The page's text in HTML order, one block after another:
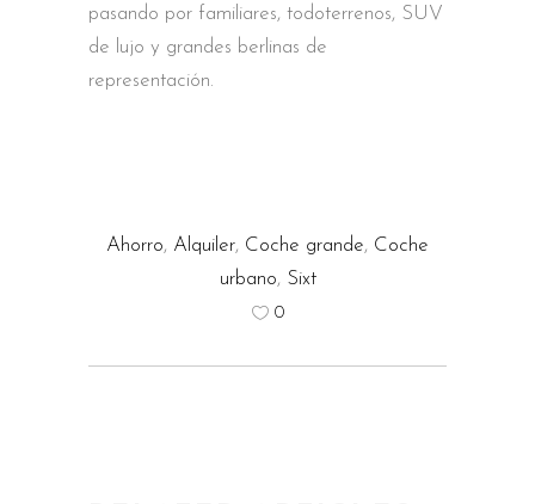
pasando por familiares, todoterrenos, SUV
de lujo y grandes berlinas de
representación.
Ahorro, Alquiler, Coche grande, Coche
urbano, Sixt
0